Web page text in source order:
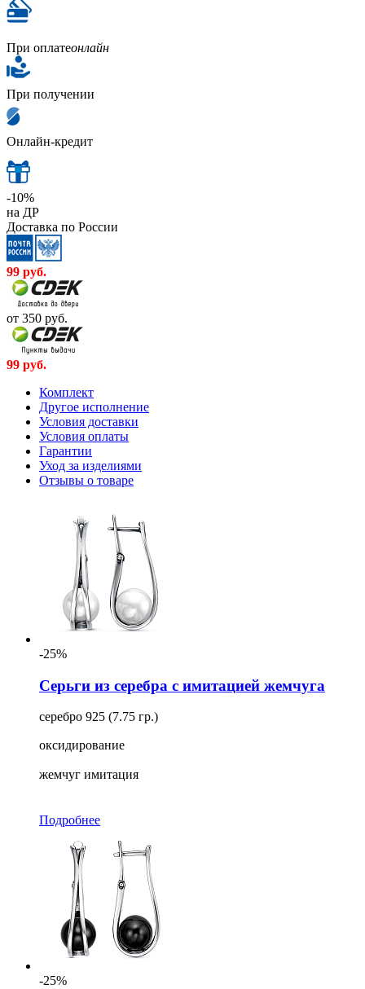
При оплатеонлайн
При получении
Онлайн-кредит
-10%
на ДР
Доставка по России
99 руб.
от 350 руб.
99 руб.
Комплект
Другое исполнение
Условия доставки
Условия оплаты
Гарантии
Уход за изделиями
Отзывы о товаре
-25%
Серьги из серебра с имитацией жемчуга
серебро 925 (7.75 гр.)
оксидирование
жемчуг имитация
Подробнее
-25%